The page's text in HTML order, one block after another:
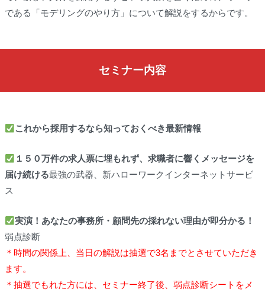
である「モデリングのやり方」について解説をするからです。
セミナー内容
これから採用するなら知っておくべき最新情報
１５０万件の求人票に埋もれず、求職者に響くメッセージを
届け続ける最強の武器、新ハローワークインターネットサービ
ス
実演！あなたの事務所・顧問先の採れない理由が即分かる！
弱点診断
＊時間の関係上、当日の解説は抽選で3名までとさせていただき
ます。
＊抽選でもれた方には、セミナー終了後、弱点診断シートをメ